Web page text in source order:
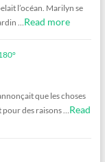
l’océan. Marilyn se
… Read more
que les choses
des raisons … Read